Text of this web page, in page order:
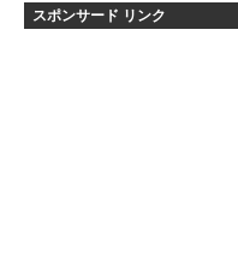
スポンサード リンク